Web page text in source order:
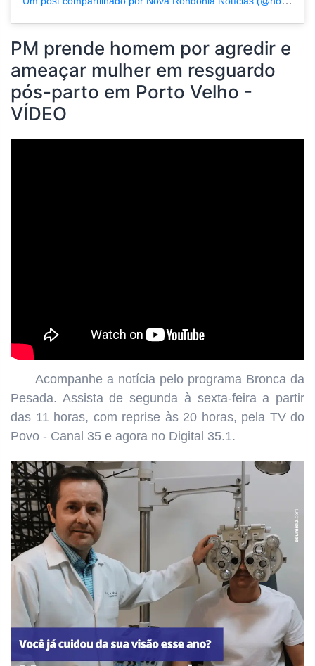
PM prende homem por agredir e
ameaçar mulher em resguardo
pós-parto em Porto Velho -
VÍDEO
Acompanhe a notícia pelo programa Bronca da
Pesada. Assista de segunda à sexta-feira a partir
das 11 horas, com reprise às 20 horas, pela TV do
Povo - Canal 35 e agora no Digital 35.1.